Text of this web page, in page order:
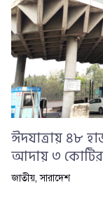
ঈদযাত্রায় ৪৮
আদায় ৩ কোটির
জাতীয়,সারাদেশ